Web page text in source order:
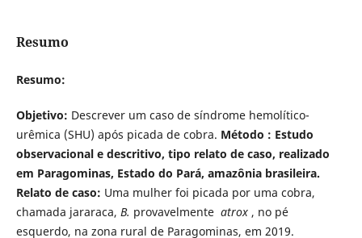
Resumo
Resumo:
Objetivo: Descrever um caso de síndrome hemolítico-
urêmica (SHU) após picada de cobra. Método : Estudo
observacional e descritivo, tipo relato de caso, realizado
em Paragominas, Estado do Pará, amazônia brasileira.
Relato de caso: Uma mulher foi picada por uma cobra,
chamada jararaca, B. provavelmente atrox, no pé
esquerdo, na zona rural de Paragominas, em 2019.